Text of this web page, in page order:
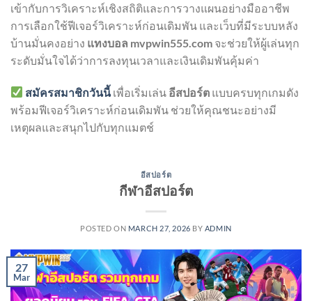
เข้ากับการวิเคราะห์เชิงสถิติและการวางแผนอย่างมืออาชีพ
การเลือกใช้ฟีเจอร์วิเคราะห์ก่อนเดิมพัน และเว็บที่มีระบบหลัง
บ้านมั่นคงอย่าง แทงบอล mvpwin555.com จะช่วยให้ผู้เล่นทุก
ระดับมั่นใจได้ว่าการลงทุนเวลาและเงินเดิมพันคุ้มค่า
สมัครสมาชิกวันนี้เพื่อเริ่มเล่น อีสปอร์ต แบบครบทุกเกมดัง
พร้อมฟีเจอร์วิเคราะห์ก่อนเดิมพัน ช่วยให้คุณชนะอย่างมี
เหตุผลและสนุกไปกับทุกแมตช์
อีสปอร์ต
กีฬาอีสปอร์ต
POSTED ON MARCH 27, 2026 BY ADMIN
27
Mar